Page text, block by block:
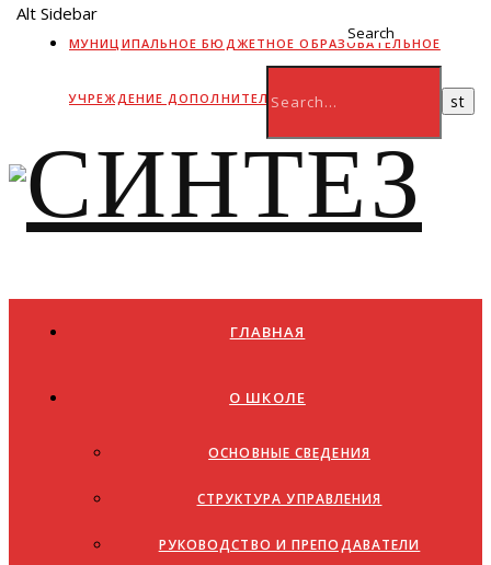
МУНИЦИПАЛЬНОЕ БЮДЖЕТНОЕ ОБРАЗОВАТЕЛЬНОЕ
УЧРЕЖДЕНИЕ ДОПОЛНИТЕЛЬНОГО ОБРАЗОВАНИЯ
Alt Sidebar
Search
ГЛАВНАЯ
О ШКОЛЕ
ОСНОВНЫЕ СВЕДЕНИЯ
СТРУКТУРА УПРАВЛЕНИЯ
РУКОВОДСТВО И ПРЕПОДАВАТЕЛИ